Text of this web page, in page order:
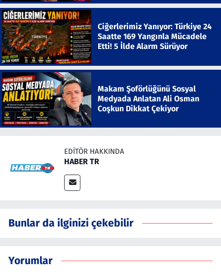
Ciğerlerimiz Yanıyor: Türkiye 24
Saatte 169 Yangınla Mücadele
Etti! 5 İlde Alarm Sürüyor
Makam Şoförlüğünü Sosyal
Medyada Anlatan Ali Osman
Coşkun Dikkat Çekiyor
EDITÖR HAKKINDA
HABER TR
Bunlar da ilginizi çekebilir
Yorumlar